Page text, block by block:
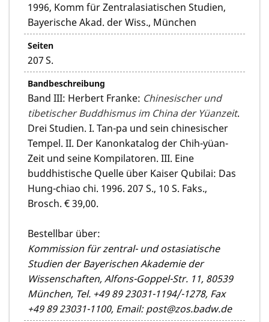
1996, Komm für Zentralasiatischen Studien,
Bayerische Akad. der Wiss., München
Seiten
207 S.
Bandbeschreibung
Band III: Herbert Franke: Chinesischer und
tibetischer Buddhismus im China der Yüanzeit.
Drei Studien. I. Tan-pa und sein chinesischer
Tempel. II. Der Kanonkatalog der Chih-yüan-
Zeit und seine Kompilatoren. III. Eine
buddhistische Quelle über Kaiser Qubilai: Das
Hung-chiao chi. 1996. 207 S., 10 S. Faks.,
Brosch. € 39,00.
Bestellbar über:
Kommission für zentral- und ostasiatische
Studien der Bayerischen Akademie der
Wissenschaften, Alfons-Goppel-Str. 11, 80539
München, Tel. +49 89 23031-1194/-1278, Fax
+49 89 23031-1100, Email: post@zos.badw.de